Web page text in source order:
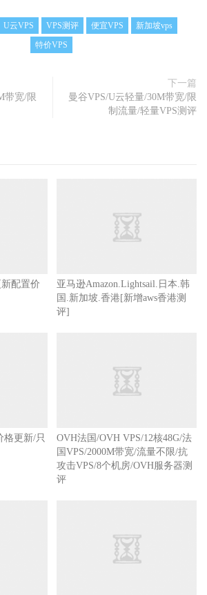
U云VPS VPS测评 便宜VPS
新加坡vps
特价VPS
带宽/限
下一篇
曼谷VPS/U云轻量/30M带宽/限
制流量/轻量VPS测评
配置价
亚马逊Amazon.Lightsail.日本.韩
国.新加坡.香港[新增aws香港测
评]
格更新/只
OVH法国/OVH VPS/12核48G/法
国VPS/2000M带宽/流量不限/抗
攻击VPS/8个机房/OVH服务器测
评